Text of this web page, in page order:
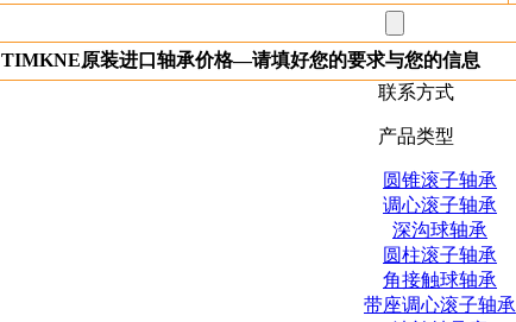
TIMKNE原装进口轴承价格—请填好您的要求与您的信息
联系方式
产品类型
圆锥滚子轴承
调心滚子轴承
深沟球轴承
圆柱滚子轴承
角接触球轴承
带座调心滚子轴承